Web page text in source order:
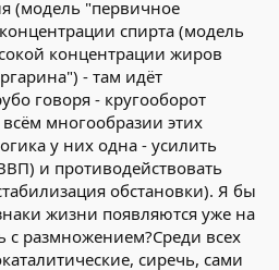
(модель "первичное
спирта (модель
концентрации жиров
- там идёт
говоря - кругооборот
многообразии этих
у них одна - усилить
и противодействовать
обстановки). Я бы
жизни появляются уже на
с размножением?Среди всех
сиречь, сами